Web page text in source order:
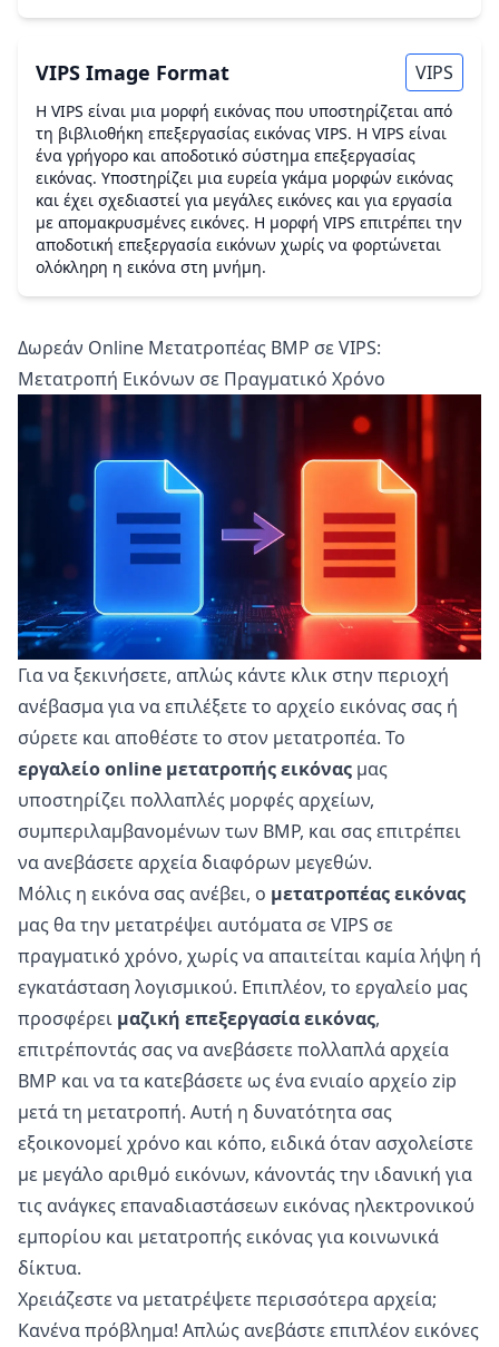
VIPS Image Format VIPS
Η VIPS είναι μια μορφή εικόνας που υποστηρίζεται από
τη βιβλιοθήκη επεξεργασίας εικόνας VIPS. Η VIPS είναι
ένα γρήγορο και αποδοτικό σύστημα επεξεργασίας
εικόνας. Υποστηρίζει μια ευρεία γκάμα μορφών εικόνας
και έχει σχεδιαστεί για μεγάλες εικόνες και για εργασία
με απομακρυσμένες εικόνες. Η μορφή VIPS επιτρέπει την
αποδοτική επεξεργασία εικόνων χωρίς να φορτώνεται
ολόκληρη η εικόνα στη μνήμη.
Δωρεάν Online Μετατροπέας BMP σε VIPS:
Μετατροπή Εικόνων σε Πραγματικό Χρόνο
Για να ξεκινήσετε, απλώς κάντε κλικ στην περιοχή
ανέβασμα για να επιλέξετε το αρχείο εικόνας σας ή
σύρετε και αποθέστε το στον μετατροπέα. Το
εργαλείο online μετατροπής εικόνας μας
υποστηρίζει πολλαπλές μορφές αρχείων,
συμπεριλαμβανομένων των BMP, και σας επιτρέπει
να ανεβάσετε αρχεία διαφόρων μεγεθών.
Μόλις η εικόνα σας ανέβει, ο μετατροπέας εικόνας
μας θα την μετατρέψει αυτόματα σε VIPS σε
πραγματικό χρόνο, χωρίς να απαιτείται καμία λήψη ή
εγκατάσταση λογισμικού. Επιπλέον, το εργαλείο μας
προσφέρει μαζική επεξεργασία εικόνας,
επιτρέποντάς σας να ανεβάσετε πολλαπλά αρχεία
BMP και να τα κατεβάσετε ως ένα ενιαίο αρχείο zip
μετά τη μετατροπή. Αυτή η δυνατότητα σας
εξοικονομεί χρόνο και κόπο, ειδικά όταν ασχολείστε
με μεγάλο αριθμό εικόνων, κάνοντάς την ιδανική για
τις ανάγκες επαναδιαστάσεων εικόνας ηλεκτρονικού
εμπορίου και μετατροπής εικόνας για κοινωνικά
δίκτυα.
Χρειάζεστε να μετατρέψετε περισσότερα αρχεία;
Κανένα πρόβλημα! Απλώς ανεβάστε επιπλέον εικόνες